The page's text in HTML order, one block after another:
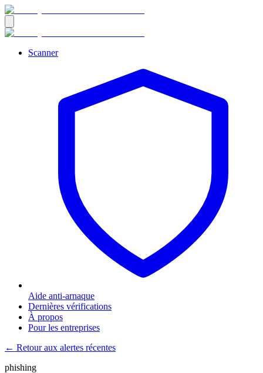
Scanner
Aide anti-arnaque
Dernières vérifications
À propos
Pour les entreprises
← Retour aux alertes récentes
phishing